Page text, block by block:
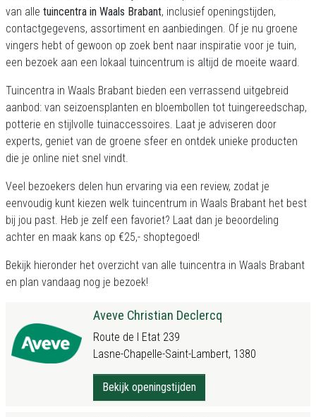
van alle tuincentra in Waals Brabant, inclusief openingstijden,
contactgegevens, assortiment en aanbiedingen. Of je nu groene
vingers hebt of gewoon op zoek bent naar inspiratie voor je tuin,
een bezoek aan een lokaal tuincentrum is altijd de moeite waard.
Tuincentra in Waals Brabant bieden een verrassend uitgebreid
aanbod: van seizoensplanten en bloembollen tot tuingereedschap,
potterie en stijlvolle tuinaccessoires. Laat je adviseren door
experts, geniet van de groene sfeer en ontdek unieke producten
die je online niet snel vindt.
Veel bezoekers delen hun ervaring via een review, zodat je
eenvoudig kunt kiezen welk tuincentrum in Waals Brabant het best
bij jou past. Heb je zelf een favoriet? Laat dan je beoordeling
achter en maak kans op €25,- shoptegoed!
Bekijk hieronder het overzicht van alle tuincentra in Waals Brabant
en plan vandaag nog je bezoek!
Aveve Christian Declercq
Route de l Etat 239
Lasne-Chapelle-Saint-Lambert, 1380
Bekijk openingstijden